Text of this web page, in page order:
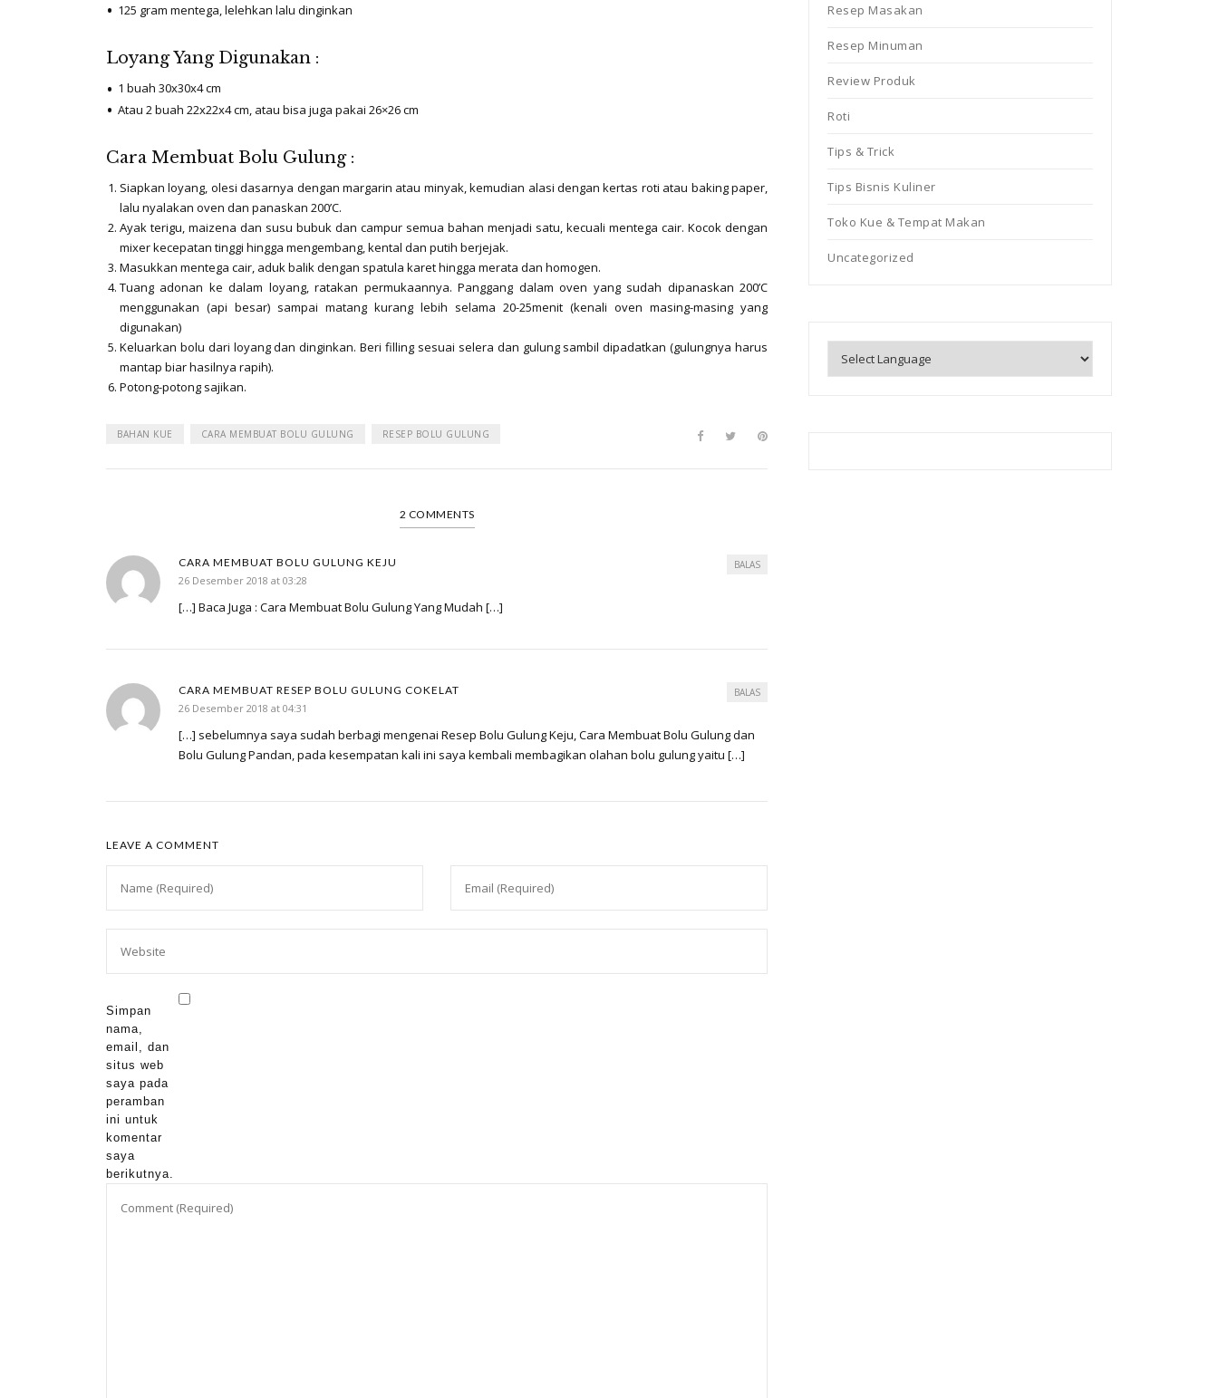
125 gram mentega, lelehkan lalu dinginkan
Loyang Yang Digunakan :
1 buah 30x30x4 cm
Atau 2 buah 22x22x4 cm, atau bisa juga pakai 26×26 cm
Cara Membuat Bolu Gulung :
Siapkan loyang, olesi dasarnya dengan margarin atau minyak, kemudian alasi dengan kertas roti atau baking paper,
lalu nyalakan oven dan panaskan 200’C.
Ayak terigu, maizena dan susu bubuk dan campur semua bahan menjadi satu, kecuali mentega cair. Kocok dengan
mixer kecepatan tinggi hingga mengembang, kental dan putih berjejak.
Masukkan mentega cair, aduk balik dengan spatula karet hingga merata dan homogen.
Tuang adonan ke dalam loyang, ratakan permukaannya. Panggang dalam oven yang sudah dipanaskan 200’C
menggunakan (api besar) sampai matang kurang lebih selama 20-25menit (kenali oven masing-masing yang
digunakan)
Keluarkan bolu dari loyang dan dinginkan. Beri filling sesuai selera dan gulung sambil dipadatkan (gulungnya harus
mantap biar hasilnya rapih).
Potong-potong sajikan.
BAHAN KUE CARA MEMBUAT BOLU GULUNG RESEP BOLU GULUNG
2 COMMENTS
CARA MEMBUAT BOLU GULUNG KEJU
26 Desember 2018 at 03:28
[…] Baca Juga : Cara Membuat Bolu Gulung Yang Mudah […]
BALAS
CARA MEMBUAT RESEP BOLU GULUNG COKELAT
26 Desember 2018 at 04:31
[…] sebelumnya saya sudah berbagi mengenai Resep Bolu Gulung Keju, Cara Membuat Bolu Gulung dan
Bolu Gulung Pandan, pada kesempatan kali ini saya kembali membagikan olahan bolu gulung yaitu […]
BALAS
LEAVE A COMMENT
Simpan
nama,
email, dan
situs web
saya pada
peramban
ini untuk
komentar
saya
berikutnya.
Resep Masakan
Resep Minuman
Review Produk
Roti
Tips & Trick
Tips Bisnis Kuliner
Toko Kue & Tempat Makan
Uncategorized